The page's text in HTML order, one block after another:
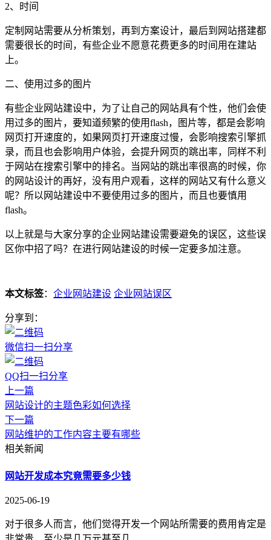
2、时间
定制网站需要从分析策划，再到方案设计，最后到网站搭建都
需要很长的时间，有些企业不愿意花费更多的时间用在建站
上。
二、使用过多的图片
有些企业网站建设中，为了让自己的网站具有个性，他们会使
用过多的图片，要知道频繁的使用flash，图片等，都是会影响
网页打开速度的，如果网页打开速度过慢，会影响搜索引擎抓
录，而且也会影响用户体验，会提升网页的跳出率，同样不利
于网站在搜索引擎中的排名。当网站的跳出率很高的时候，你
的网站设计的再好，没有用户观看，这样的网站又有什么意义
呢？所以网站建设中不要使用过多的图片，而且也要慎用
flash。
以上就是与大家分享的企业网站建设需要避免的误区，这些误
区你中招了吗？在进行网站建设的时候一定要多加注意。
本文标签： 企业网站建设 企业网站误区
分享到：
微信扫一扫分享
QQ扫一扫分享
上一篇
网站设计的主题色彩如何选择
下一篇
网站维护的工作内容主要有哪些
相关新闻
网站开发成本究竟需要多少钱
2025-06-19
对于很多人而言，他们觉得开发一个网站所需要的费用肯定是